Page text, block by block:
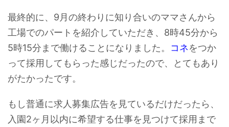
最終的に、9月の終わりに知り合いのママさんから
工場でのパートを紹介していただき、8時45分から
5時15分まで働けることになりました。 コネをつか
って採用してもらった感じだったので、とてもあり
がたかったです。
もし普通に求人募集広告を見ているだけだったら、
入園2ヶ月以内に希望する仕事を見つけて採用まで